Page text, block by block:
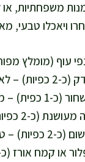
ויאכלו טבעי,